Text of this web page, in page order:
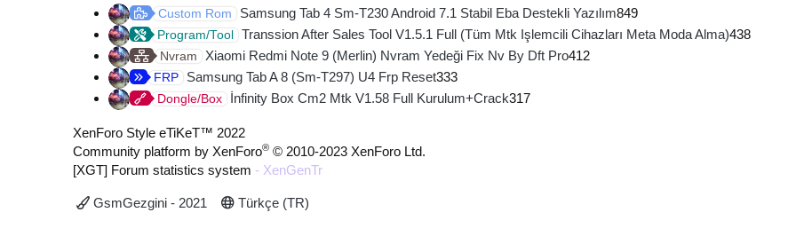
Custom Rom Samsung Tab 4 Sm-T230 Android 7.1 Stabil Eba Destekli Yazılım849
Program/Tool Transsion After Sales Tool V1.5.1 Full (Tüm Mtk Işlemcili Cihazları Meta Moda Alma)438
Nvram Xiaomi Redmi Note 9 (Merlin) Nvram Yedeği Fix Nv By Dft Pro412
FRP Samsung Tab A 8 (Sm-T297) U4 Frp Reset333
Dongle/Box İnfinity Box Cm2 Mtk V1.58 Full Kurulum+Crack317
XenForo Style eTiKeT™ 2022
Community platform by XenForo® © 2010-2023 XenForo Ltd.
[XGT] Forum statistics system - XenGenTr
GsmGezgini - 2021 Türkçe (TR)